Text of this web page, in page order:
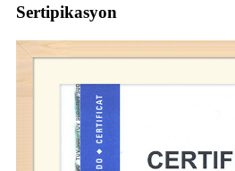
Sertipikasyon